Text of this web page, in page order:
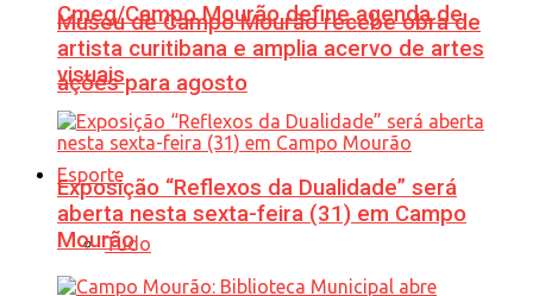
Cmeg/Campo Mourão define agenda de
ações para agosto
Esporte
Tudo
Museu de Campo Mourão recebe obra de
artista curitibana e amplia acervo de artes
visuais
Exposição “Reflexos da Dualidade” será
aberta nesta sexta-feira (31) em Campo
Mourão